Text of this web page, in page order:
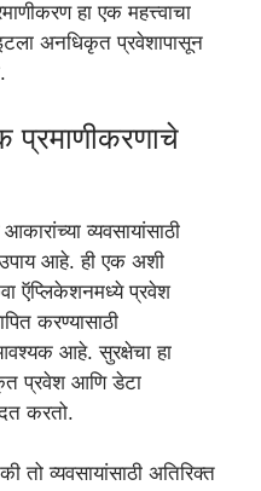
हा एक महत्त्वाचा
अनधिकृत प्रवेशापासून
प्रमाणीकरणाचे
व्यवसायांसाठी
उपाय आहे. ही एक अशी
ऍप्लिकेशनमध्ये प्रवेश
करण्यासाठी
आहे. सुरक्षेचा हा
प्रवेश आणि डेटा
करतो.
तो व्यवसायांसाठी अतिरिक्त